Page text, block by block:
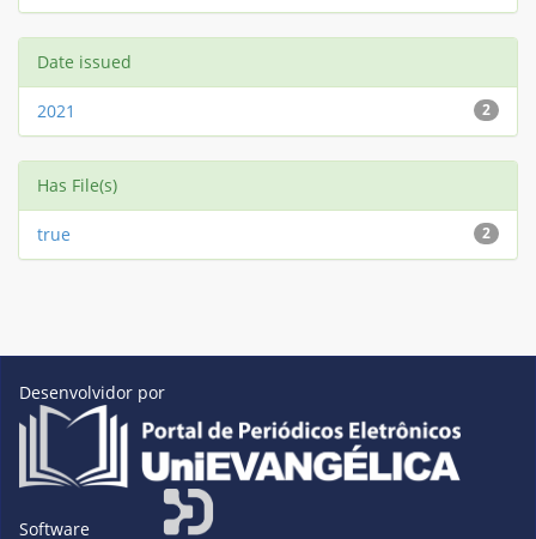
Date issued
2
2021
Has File(s)
2
true
Desenvolvidor por
Software